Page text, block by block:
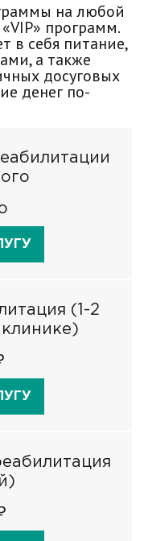
на любой
программ.
в себя питание,
а также
досуговых
денег по-
(1-2